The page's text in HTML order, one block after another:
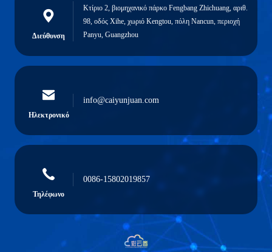
Διεύθυνση
Κτίριο 2, βιομηχανικό πάρκο Fengbang Zhichuang, αριθ.
98, οδός Xihe, χωριό Kengtou, πόλη Nancun, περιοχή
Panyu, Guangzhou
Ηλεκτρονικό
info@caiyunjuan.com
Τηλέφωνο
0086-15802019857